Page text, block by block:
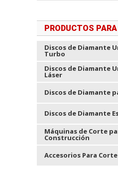
PRODUCTOS
Discos de Diamante
Turbo
Discos de Diamante
Láser
Discos de Diamante
Discos de Diamante
Máquinas de Corte
Construcción
Accesorios Para Corte